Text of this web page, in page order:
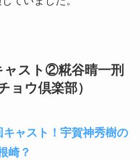
ャスト②糀谷晴一刑
ウ倶楽部）
キャスト！宇賀神秀樹の
崎？